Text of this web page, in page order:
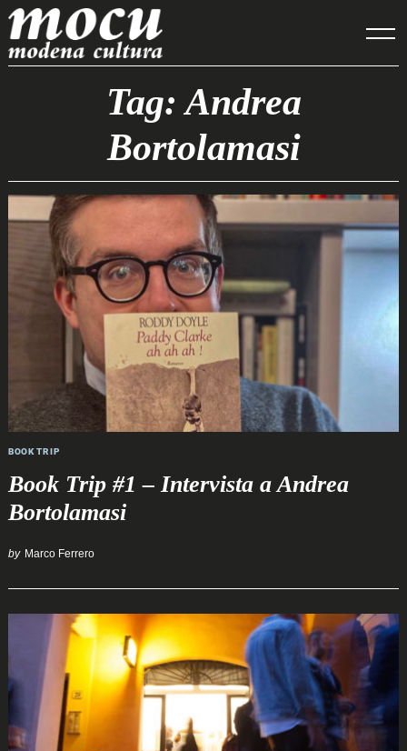
Skip
to
content
Tag: Andrea
Bortolamasi
BOOK TRIP
Book Trip #1 – Intervista a Andrea
Bortolamasi
by Marco Ferrero